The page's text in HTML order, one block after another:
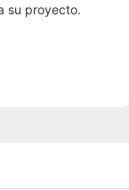
su proyecto.